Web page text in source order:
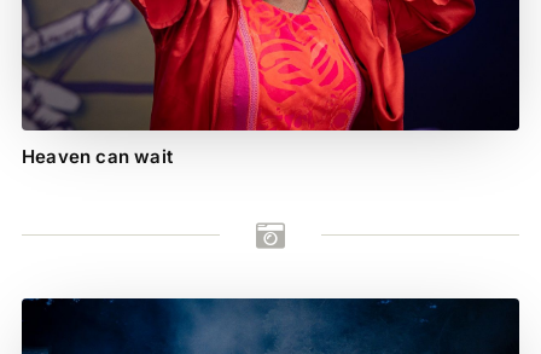
Heaven can wait
